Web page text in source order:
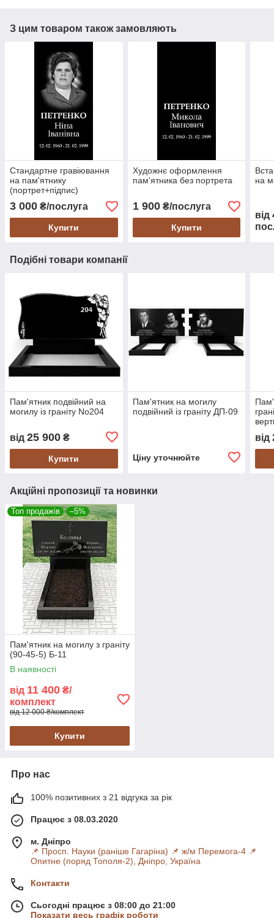
З цим товаром також замовляють
Стандартне гравіювання
на пам'ятнику
(портрет+підпис)
3 000 ₴/послуга
Купити
Художнє оформлення
пам'ятника без портрета
1 900₴/послуга
Купити
на
від
Подібні товари компанії
Пам'ятник подвійний на
могилу із граніту No204
від 25 900 ₴
Купити
Пам'ятник на могилу
подвійний із граніту ДП-09
Ціну уточнюйте
від
Акційні пропозиції та новинки
Топ продажів –5%
Пам'ятник на могилу з граніту
(90-45-5) Б-11
В наявності
від 11 400 ₴/
комплект
від 12 000 ₴/комплект
Купити
Про нас
100% позитивних з 21 відгука за рік
Працює з 08.03.2020
м. Дніпро
📌 Просп. Науки (раніше Гагаріна) 📌 ж/м Перемога-4 📌
Опитне (поряд Тополя-2), Дніпро, Україна
Контакти
Сьогодні працює з 08:00 до 21:00
Показати весь графік роботи